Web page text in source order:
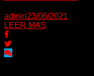
admin23/06/2021
LEER MAS